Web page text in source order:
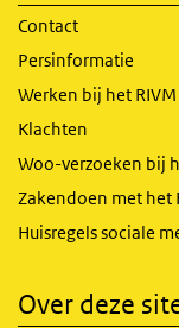
Contact
Persinformatie
Werken bij het RIVM
Klachten
Woo-verzoeken bij
Zakendoen met het
Huisregels sociale
Over deze